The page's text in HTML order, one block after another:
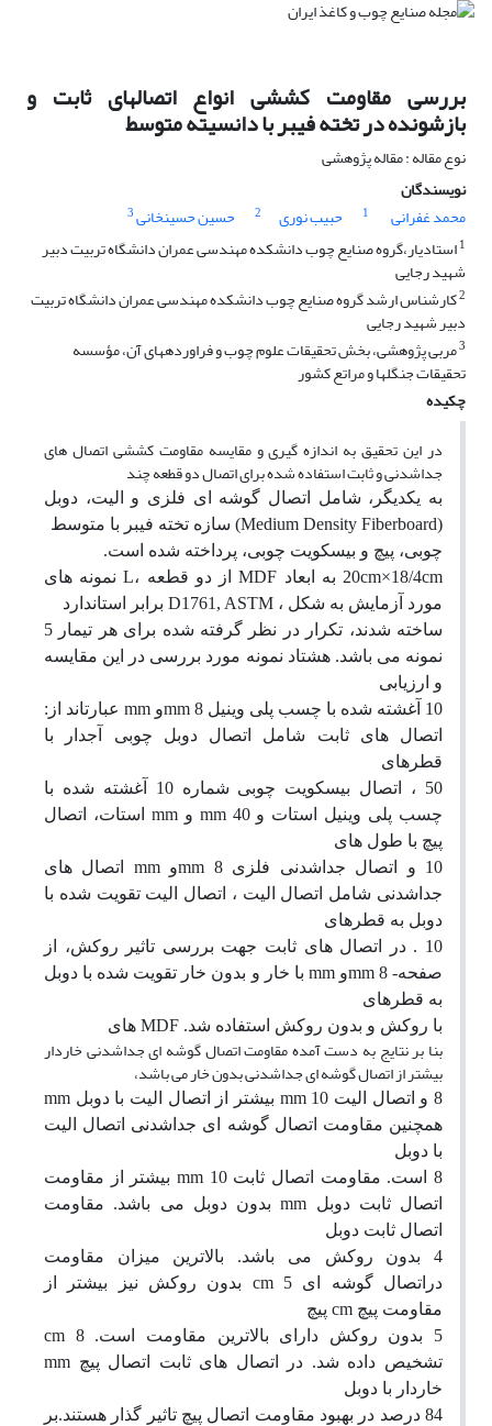
بررسی مقاومت کششی انواع اتصالهای ثابت و
بازشونده در تخته فیبر با دانسیته متوسط
نوع مقاله : مقاله پژوهشی
نویسندگان
محمد غفرانی
1 حبیب نوری 2 حسین حسینخانی3
1استادیار،گروه صنایع چوب دانشکده مهندسی عمران دانشگاه تربیت دبیر
شهید رجایی
2کارشناس ارشد گروه صنایع چوب دانشکده مهندسی عمران دانشگاه تربیت
دبیر شهید رجایی
3مربی پژوهشی، بخش تحقیقات علوم چوب و فراوردههای آن، مؤسسه
تحقیقات جنگلها و مراتع کشور
چکیده
در این تحقیق به اندازه گیری و مقایسه مقاومت کششی اتصال های
جداشدنی و ثابت استفاده شده برای اتصال دو قطعه چند
به یکدیگر، شامل اتصال گوشه ای فلزی و الیت، دوبل
(Medium Density Fiberboard)
سازه تخته فیبر با متوسط
چوبی، پیچ و بیسکویت چوبی، پرداخته شده است.
20cm×18/4cm به ابعاد MDF از دو قطعه ،L نمونه های
مورد آزمایش به شکل ، D1761, ASTM برابر استاندارد
ساخته شدند، تکرار در نظر گرفته شده برای هر تیمار 5
نمونه می باشد.هشتاد نمونه مورد بررسی در این مقایسه
و ارزیابی
10 آغشته شده با چسب پلی وینیل mm 8 و mm عبارتاند از :
اتصال های ثابت شامل اتصال دوبل چوبی آجدار با
قطرهای
50 ، اتصال بیسکویت چوبی شماره10
آغشته شده با
چسب پلی وینیل استات و
mm 40 وmm
استات، اتصال
پیچ با طول های
10 و اتصال جداشدنی فلزی mm 8 وmm
اتصال های
جداشدنی شامل اتصال الیت ، اتصال الیت تقویت شده با
دوبل به قطرهای
10 .
در اتصال های ثابت جهت بررسی تاثیر روکش، از
صفحه- mm
8 وmm با خار و بدون خار تقویت شده با دوبل
به قطرهای
با روکش و بدون روکش استفاده شد.
MDF های
بنا بر نتایج به دست آمده مقاومت اتصال گوشه ای جداشدنی خاردار
بیشتر از اتصال گوشه ای جداشدنی بدون خار می باشد،
8 و اتصال الیت mm 10 بیشتر از اتصال الیت با دوبل mm
همچنین مقاومت اتصال گوشه ای جداشدنی اتصال الیت
با دوبل
8
است. مقاومت اتصال ثابت mm 10
بیشتر از مقاومت
اتصال ثابت دوبل mm بدون دوبل می باشد. مقاومت
اتصال ثابت دوبل
4
بدون روکش می باشد. بالاترین میزان مقاومت
دراتصال گوشه ای
cm 5
بدون روکش نیز بیشتر از
مقاومت پیچ cm پیچ
5
بدون روکش دارای بالاترین مقاومت است.
cm 8
تشخیص داده شد. در اتصال های ثابت اتصال پیچ mm
خاردار با دوبل
84 درصد در بهبود مقاومت اتصال پیچ تاثیر گذار هستند.بر